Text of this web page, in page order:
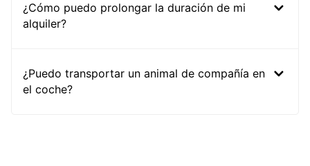
¿Cómo puedo prolongar la duración de mi
alquiler?
¿Puedo transportar un animal de compañía en
el coche?